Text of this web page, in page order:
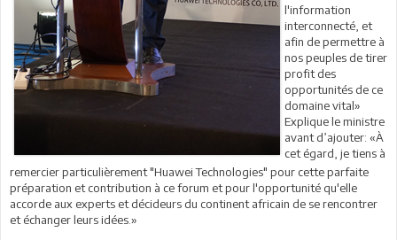
l'information
interconnecté, et
afin de permettre à
nos peuples de tirer
profit des
opportunités de ce
domaine vital»
Explique le ministre
avant d’ajouter: «À
cet égard, je tiens à
remercier particulièrement "Huawei Technologies" pour cette parfaite
préparation et contribution à ce forum et pour l'opportunité qu'elle
accorde aux experts et décideurs du continent africain de se rencontrer
et échanger leurs idées.»